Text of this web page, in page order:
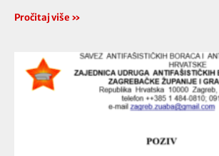
Pročitaj više »